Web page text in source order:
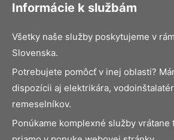
Informácie k službám
Všetky naše služby poskytujeme v
Slovenska.
Potrebujete pomôcť v inej oblasti?
dispozícii aj elektrikára,
remeselníkov.
Ponúkame komplexné služby vrátane